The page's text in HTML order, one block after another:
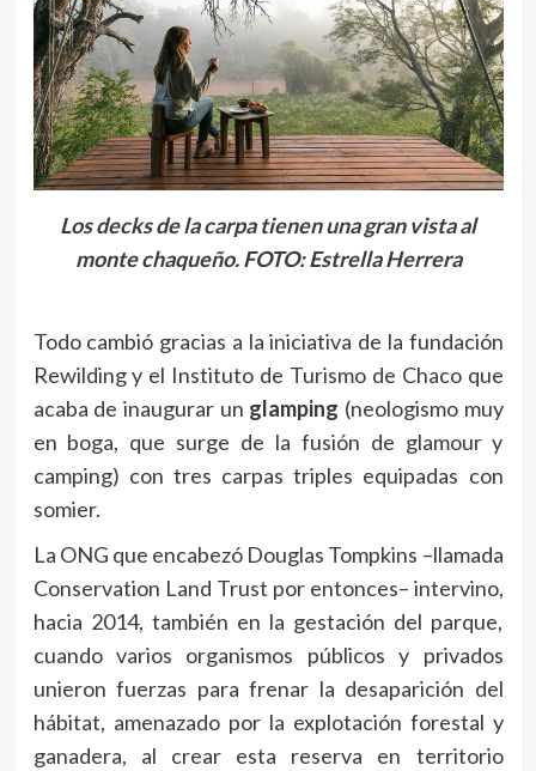
Los decks de la carpa tienen una gran vista al
monte chaqueño. FOTO: Estrella Herrera
Todo cambió gracias a la iniciativa de la fundación
Rewilding y el Instituto de Turismo de Chaco que
acaba de inaugurar un glamping (neologismo muy
en boga, que surge de la fusión de glamour y
camping) con tres carpas triples equipadas con
somier.
La ONG que encabezó Douglas Tompkins –llamada
Conservation Land Trust por entonces– intervino,
hacia 2014, también en la gestación del parque,
cuando varios organismos públicos y privados
unieron fuerzas para frenar la desaparición del
hábitat, amenazado por la explotación forestal y
ganadera, al crear esta reserva en territorio